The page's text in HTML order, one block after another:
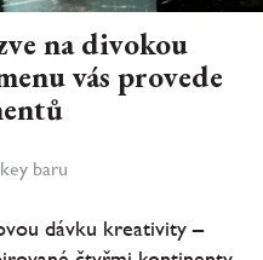
na divokou
vás provede
baru
dávku kreativity –